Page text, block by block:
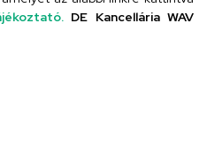
DE Kancellária WAV